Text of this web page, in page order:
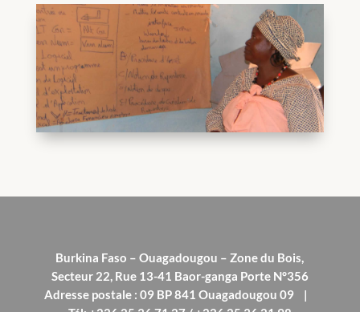
Burkina Faso – Ouagadougou – Zone du Bois,
Secteur 22, Rue 13-41 Baor-ganga Porte N°356
Adresse postale : 09 BP 841 Ouagadougou 09 |